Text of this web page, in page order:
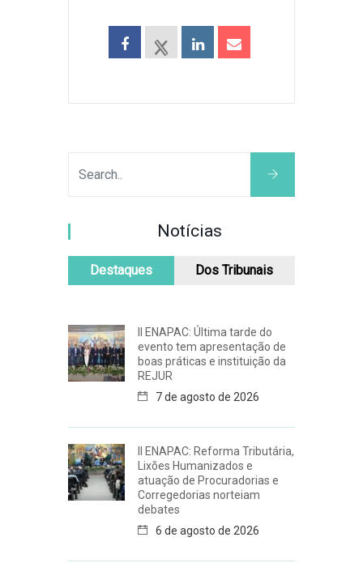
Notícias
Destaques Dos Tribunais
II ENAPAC: Última tarde do
evento tem apresentação de
boas práticas e instituição da
REJUR
7 de agosto de 2026
II ENAPAC: Reforma Tributária,
Lixões Humanizados e
atuação de Procuradorias e
Corregedorias norteiam
debates
6 de agosto de 2026